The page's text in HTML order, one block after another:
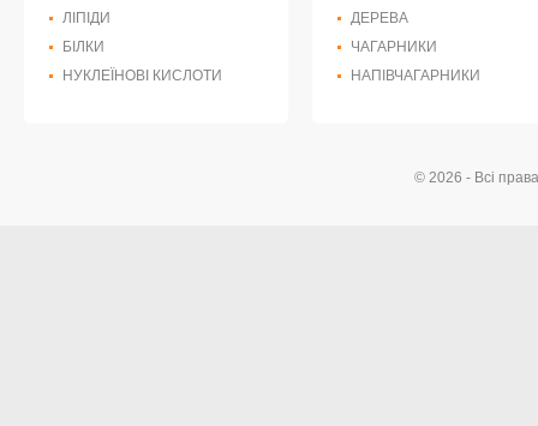
ЛІПІДИ
БІЛКИ
НУКЛЕЇНОВІ КИСЛОТИ
ДЕРЕВА
ЧАГАРНИКИ
НАПІВЧАГАРНИКИ
© 2026 - Всі